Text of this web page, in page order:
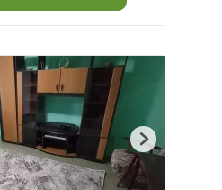
Next